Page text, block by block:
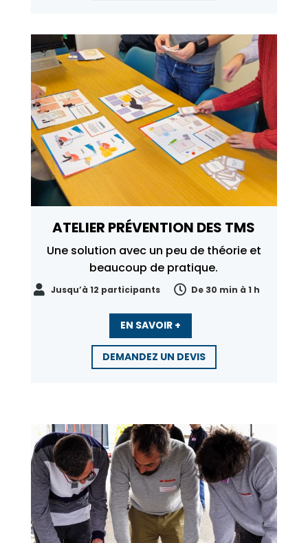
ATELIER PRÉVENTION DES TMS
Une solution avec un peu de théorie et
beaucoup de pratique.
 Jusqu’à 12 participants  De 30 min à 1 h
EN SAVOIR +
DEMANDEZ UN DEVIS